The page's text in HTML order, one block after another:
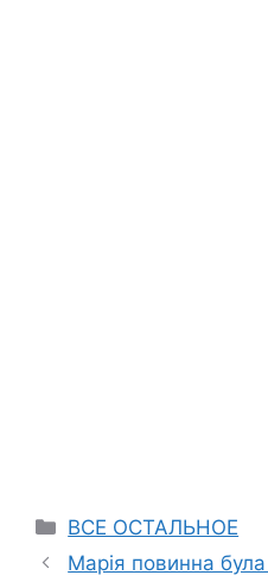
Categories
ВСЕ ОСТАЛЬНОЕ
Марія повинна